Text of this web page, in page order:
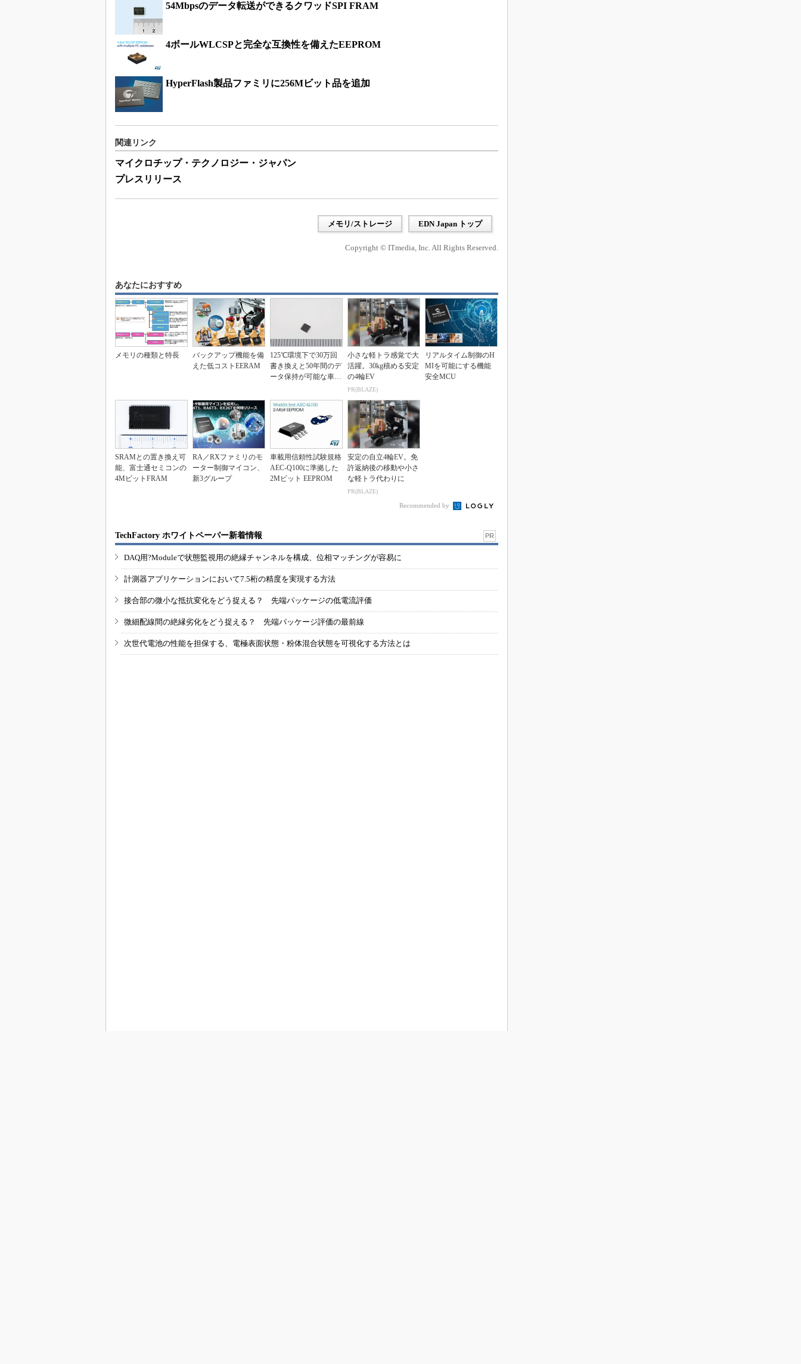
54Mbpsのデータ転送ができるクワッドSPI FRAM
4ボールWLCSPと完全な互換性を備えたEEPROM
HyperFlash製品ファミリに256Mビット品を追加
関連リンク
マイクロチップ・テクノロジー・ジャパン
プレスリリース
メモリ/ストレージ EDN Japan トップ
Copyright © ITmedia, Inc. All Rights Reserved.
あなたにおすすめ
メモリの種類と特長
バックアップ機能を備
えた低コストEERAM
125℃環境下で30万回
書き換えと50年間のデ
ータ保持が可能な車載
小さな軽トラ感覚で大
活躍。30kg積める安定
の4輪EV
PR(BLAZE)
リアルタイム制御のH
MIを可能にする機能
安全MCU
SRAMとの置き換え可
能、富士通セミコンの
4MビットFRAM
RA／RXファミリのモ
ーター制御マイコン、
新3グループ
車載用信頼性試験規格
AEC-Q100に準拠した
2Mビット EEPROM
安定の自立4輪EV。免
許返納後の移動や小さ
な軽トラ代わりに
PR(BLAZE)
Recommended by
TechFactory ホワイトペーパー新着情報 PR
DAQ用?Moduleで状態監視用の絶縁チャンネルを構成、位相マッチングが容易に
計測器アプリケーションにおいて7.5桁の精度を実現する方法
接合部の微小な抵抗変化をどう捉える？ 先端パッケージの低電流評価
微細配線間の絶縁劣化をどう捉える？ 先端パッケージ評価の最前線
次世代電池の性能を担保する、電極表面状態・粉体混合状態を可視化する方法とは